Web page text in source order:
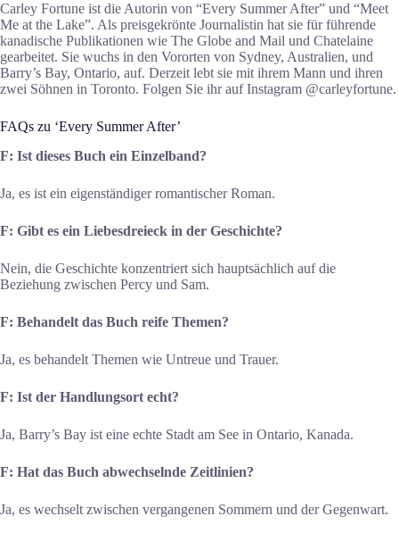
Carley Fortune ist die Autorin von “Every Summer After” und “Meet
Me at the Lake”. Als preisgekrönte Journalistin hat sie für führende
kanadische Publikationen wie The Globe and Mail und Chatelaine
gearbeitet. Sie wuchs in den Vororten von Sydney, Australien, und
Barry’s Bay, Ontario, auf. Derzeit lebt sie mit ihrem Mann und ihren
zwei Söhnen in Toronto. Folgen Sie ihr auf Instagram @carleyfortune.
FAQs zu ‘Every Summer After’
F: Ist dieses Buch ein Einzelband?
Ja, es ist ein eigenständiger romantischer Roman.
F: Gibt es ein Liebesdreieck in der Geschichte?
Nein, die Geschichte konzentriert sich hauptsächlich auf die
Beziehung zwischen Percy und Sam.
F: Behandelt das Buch reife Themen?
Ja, es behandelt Themen wie Untreue und Trauer.
F: Ist der Handlungsort echt?
Ja, Barry’s Bay ist eine echte Stadt am See in Ontario, Kanada.
F: Hat das Buch abwechselnde Zeitlinien?
Ja, es wechselt zwischen vergangenen Sommern und der Gegenwart.